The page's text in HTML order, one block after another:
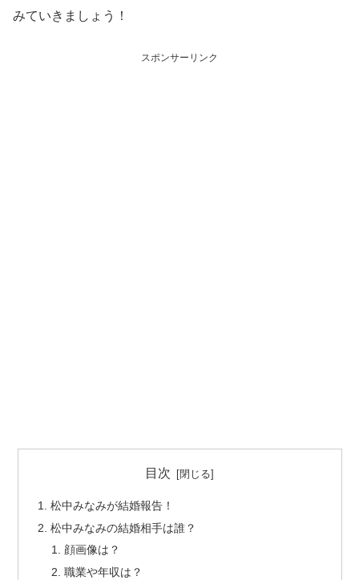
みていきましょう！
スポンサーリンク
目次
松中みなみが結婚報告！
松中みなみの結婚相手は誰？
顔画像は？
職業や年収は？